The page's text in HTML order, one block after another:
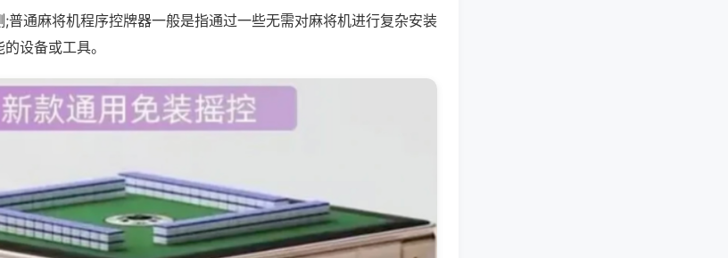
普通麻将机程序控牌器一般是指通过一些无需对麻将机进行复杂安装
设备或工具。